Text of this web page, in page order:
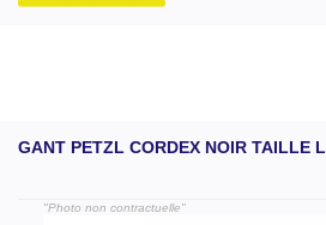
GANT PETZL CORDEX NOIR TAILLE L
"Photo non contractuelle"